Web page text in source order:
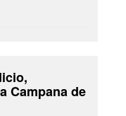
Campana de